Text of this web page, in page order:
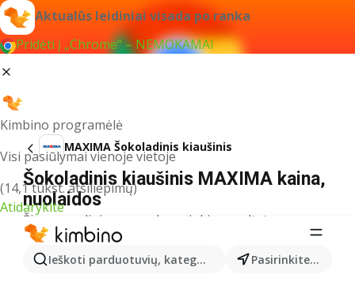
Aktualūs leidiniai visada po ranka
Pridėti į „Chrome“ – NEMOKAMAI
Kimbino programėlė
Visi pasiūlymai vienoje vietoje
(14,1 tūkst. atsiliepimų)
Atidarykite
Ieškoti parduotuvių, kategorijų, produktų... Pasirinkite miestą
MAXIMA Šokoladinis kiaušinis
Šokoladinis kiaušinis MAXIMA kaina,
nuolaidos
Šiuo pavadinimu neradome jokių rezultatų
Kiti produktai parduotuvėse MAXIMA
MAXIMA LEGO MAXIMA Gėrimai MAXIMA